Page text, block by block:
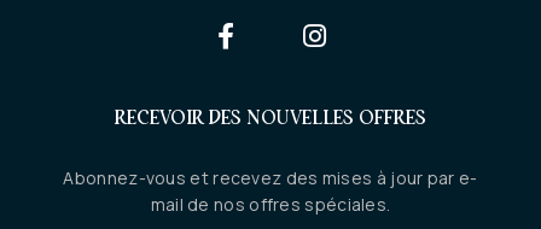
RECEVOIR DES NOUVELLES OFFRES
Abonnez-vous et recevez des mises à jour par e-
mail de nos offres spéciales.